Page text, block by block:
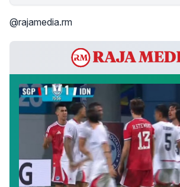
@rajamedia.rm